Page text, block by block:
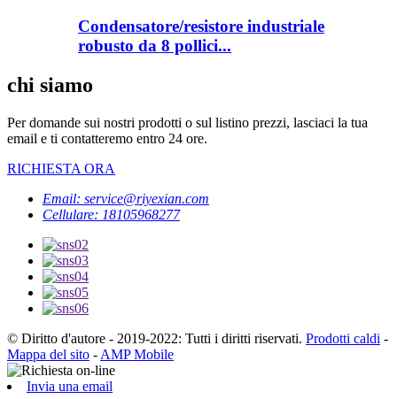
Condensatore/resistore industriale
robusto da 8 pollici...
chi siamo
Per domande sui nostri prodotti o sul listino prezzi, lasciaci la tua
email e ti contatteremo entro 24 ore.
RICHIESTA ORA
Email: service@riyexian.com
Cellulare: 18105968277
© Diritto d'autore - 2019-2022: Tutti i diritti riservati. Prodotti caldi -
Mappa del sito - AMP Mobile
Invia una email